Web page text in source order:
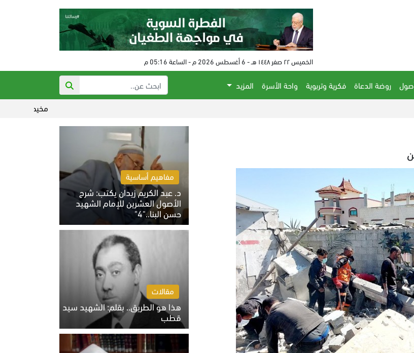
الخميس ٢٢ صفر ١٤٤٨ هـ - 6 أغسطس 2026 م - الساعة 05:16 م
روضة الدعاة فكرية وتربوية واحة الأسرة
المزيد
مخيم قلنديا تحت
مفاهيم أساسية
د. عبد الكريم زيدان يكتب: شرح
الأصول العشرين للإمام الشهيد
حسن البنا.."4"
الخميس 6 أغسطس 2026 10:27 ص
مقالات
هذا هو الطريق.. بقلم: الشهيد سيد
قطب
الخميس 6 أغسطس 2026 10:52 ص